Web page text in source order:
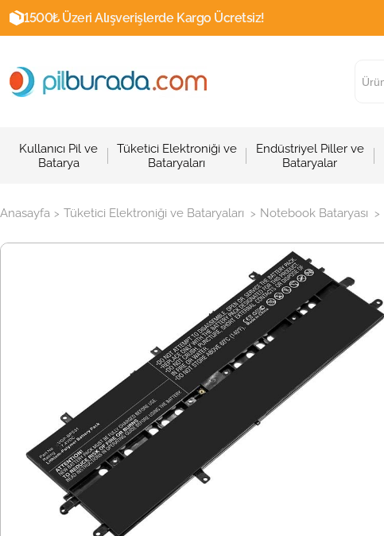
1500₺ Üzeri Alışverişlerde Kargo Ücretsiz!
Kullanıcı Pil ve
Batarya
Tüketici Elektroniği ve
Bataryaları
Endüstriyel Piller ve
Bataryalar
Anasayfa > Tüketici Elektroniği ve Bataryaları > Notebook Bataryası >